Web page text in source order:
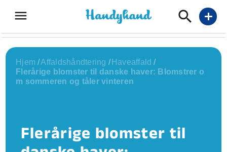
menu add
Hjem /Affaldshåndtering / Haveaffald /
Flerårige blomster til danske haver: Blomstrer o
m sommeren og tåler vinteren
Flerårige blomster til